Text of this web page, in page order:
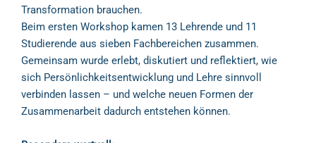
Transformation brauchen.
Beim ersten Workshop kamen 13 Lehrende und 11
Studierende aus sieben Fachbereichen zusammen.
Gemeinsam wurde erlebt, diskutiert und reflektiert, wie
sich Persönlichkeitsentwicklung und Lehre sinnvoll
verbinden lassen – und welche neuen Formen der
Zusammenarbeit dadurch entstehen können.